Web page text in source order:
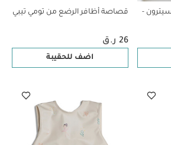
-
قصاصة أظافر الرضع من تومي تيبي
26 ر.ق
اضف للحقيبة